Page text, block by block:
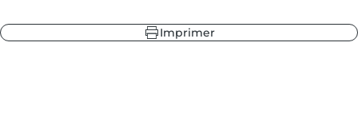
Imprimer